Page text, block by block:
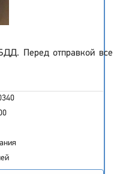
Перед отправкой все